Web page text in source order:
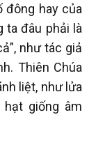
đông hay của
ta đâu phải là
như tác giả
Thiên Chúa
liệt, như lửa
giống âm